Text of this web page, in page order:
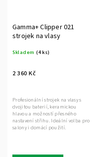
Gamma+ Clipper 021
strojek na vlasy
Skladem (4 ks)
2 360 Kč
Profesionální strojek na vlasy s
dvojitou baterií, keramickou
hlavou a možností přesného
nastavení střihu. Ideální volba pro
salony i domácí použití.